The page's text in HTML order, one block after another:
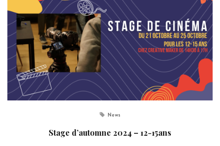
News
Stage d’automne 2024 – 12-15ans